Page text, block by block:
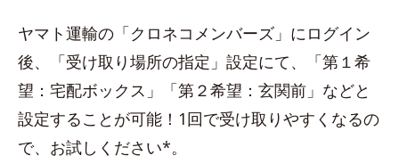
ヤマト運輸の「クロネコメンバーズ」にログイン
後、「受け取り場所の指定」設定にて、「第１希
望：宅配ボックス」「第２希望：玄関前」などと
設定することが可能！1回で受け取りやすくなるの
で、お試しください*。